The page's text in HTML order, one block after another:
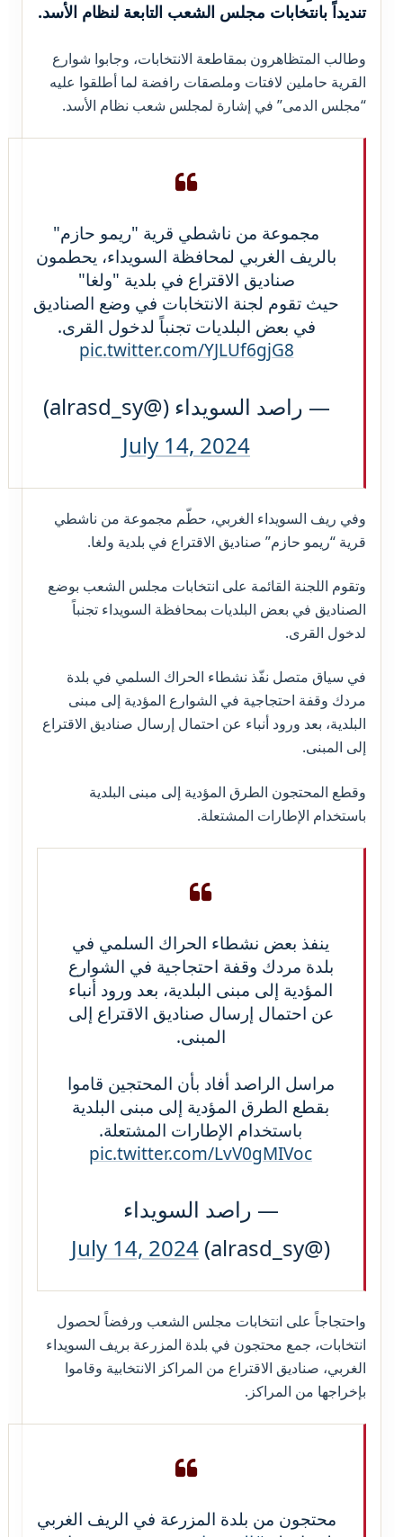
تنديداً بانتخابات مجلس الشعب التابعة لنظام الأسد.
وطالب المتظاهرون بمقاطعة الانتخابات، وجابوا شوارع
القرية حاملين لافتات وملصقات رافضة لما أطلقوا عليه
“مجلس الدمى” في إشارة لمجلس شعب نظام الأسد.
مجموعة من ناشطي قرية "ريمو حازم"
بالريف الغربي لمحافظة السويداء، يحطمون
صناديق الاقتراع في بلدية "ولغا"
حيث تقوم لجنة الانتخابات في وضع الصناديق
في بعض البلديات تجنباً لدخول القرى.
pic.twitter.com/YJLUf6gjG8
— راصد السويداء (@alrasd_sy)
July 14, 2024
وفي ريف السويداء الغربي، حطّم مجموعة من ناشطي
قرية “ريمو حازم” صناديق الاقتراع في بلدية ولغا.
وتقوم اللجنة القائمة على انتخابات مجلس الشعب بوضع
الصناديق في بعض البلديات بمحافظة السويداء تجنباً
لدخول القرى.
في سياق متصل نفّذ نشطاء الحراك السلمي في بلدة
مردك وقفة احتجاجية في الشوارع المؤدية إلى مبنى
البلدية، بعد ورود أنباء عن احتمال إرسال صناديق الاقتراع
إلى المبنى.
وقطع المحتجون الطرق المؤدية إلى مبنى البلدية
باستخدام الإطارات المشتعلة.
ينفذ بعض نشطاء الحراك السلمي في
بلدة مردك وقفة احتجاجية في الشوارع
المؤدية إلى مبنى البلدية، بعد ورود أنباء
عن احتمال إرسال صناديق الاقتراع إلى
المبنى.
مراسل الراصد أفاد بأن المحتجين قاموا
بقطع الطرق المؤدية إلى مبنى البلدية
باستخدام الإطارات المشتعلة.
pic.twitter.com/LvV0gMIVoc
— راصد السويداء
(@alrasd_sy)
July 14, 2024
واحتجاجاً على انتخابات مجلس الشعب ورفضاً لحصول
انتخابات، جمع محتجون في بلدة المزرعة بريف السويداء
الغربي، صناديق الاقتراع من المراكز الانتخابية وقاموا
بإخراجها من المراكز.
محتجون من بلدة المزرعة في الريف الغربي